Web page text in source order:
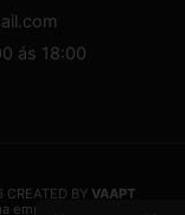
ás 18:00
CREATED BY VAAPT
empresa inscrita no CNPJ